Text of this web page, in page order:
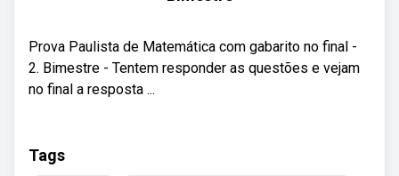
Prova Paulista de Matemática com gabarito no final -
2. Bimestre - Tentem responder as questões e vejam
no final a resposta ...
Tags